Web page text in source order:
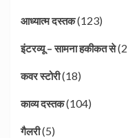
आध्यात्म दस्तक(123)
इंटरव्यू – सामना हकीकत से
कवर स्टोरी(18)
काव्य दस्तक(104)
गैलरी(5)